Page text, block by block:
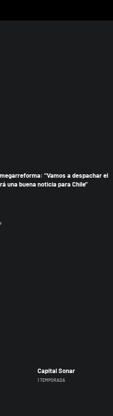
"Vamos a despachar el
una buena noticia para Chile"
Capital Sonar
1 TEMPORADA